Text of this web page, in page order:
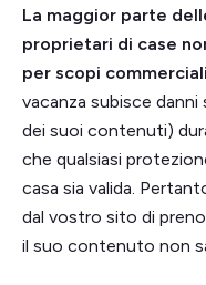
La maggior parte
proprietari di case
per scopi
vacanza subisce
dei suoi contenuti)
che qualsiasi
casa sia valida.
dal vostro sito di
il suo contenuto non